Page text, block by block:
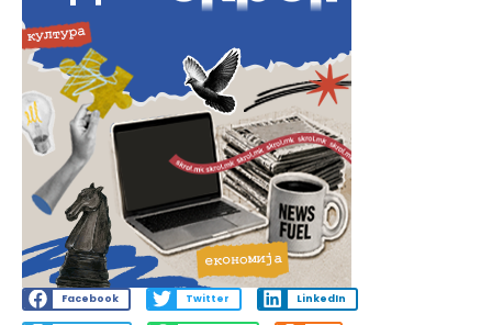
Facebook Twitter LinkedIn